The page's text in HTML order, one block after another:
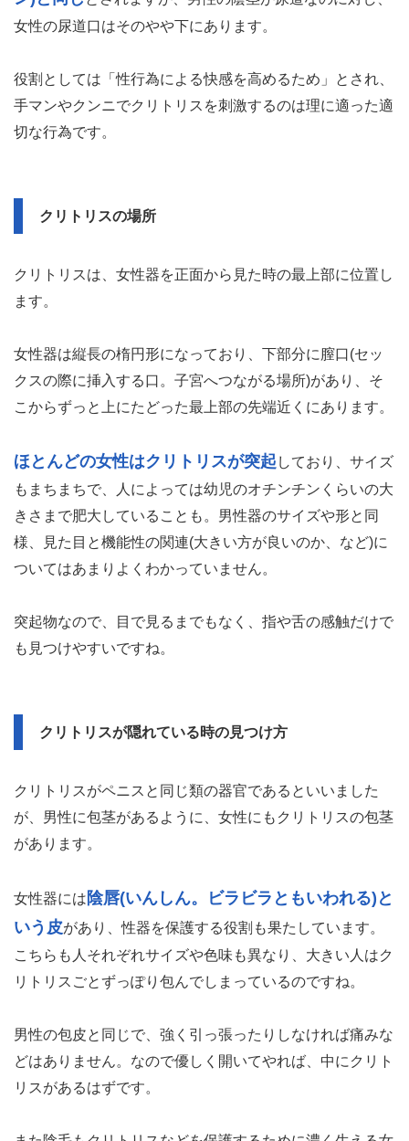
女性の尿道口はそのやや下にあります。
役割としては「性行為による快感を高めるため」とされ、
手マンやクンニでクリトリスを刺激するのは理に適った適
切な行為です。
クリトリスの場所
クリトリスは、女性器を正面から見た時の最上部に位置し
ます。
女性器は縦長の楕円形になっており、下部分に膣口(セッ
クスの際に挿入する口。子宮へつながる場所)があり、そ
こからずっと上にたどった最上部の先端近くにあります。
ほとんどの女性はクリトリスが突起 しており、サイズ
もまちまちで、人によっては幼児のオチンチンくらいの大
きさまで肥大していることも。男性器のサイズや形と同
様、見た目と機能性の関連(大きい方が良いのか、など)に
ついてはあまりよくわかっていません。
突起物なので、目で見るまでもなく、指や舌の感触だけで
も見つけやすいですね。
クリトリスが隠れている時の見つけ方
クリトリスがペニスと同じ類の器官であるといいました
が、男性に包茎があるように、女性にもクリトリスの包茎
があります。
女性器には陰唇(いんしん。ビラビラともいわれる)と
いう皮があり、性器を保護する役割も果たしています。
こちらも人それぞれサイズや色味も異なり、大きい人はク
リトリスごとずっぽり包んでしまっているのですね。
男性の包皮と同じで、強く引っ張ったりしなければ痛みな
どはありません。なので優しく開いてやれば、中にクリト
リスがあるはずです。